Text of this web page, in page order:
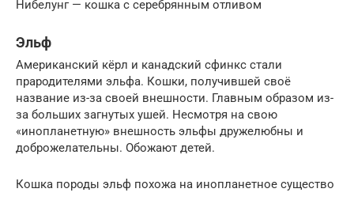
Нибелунг — кошка с серебрянным отливом
Эльф
Американский кёрл и канадский сфинкс стали
прародителями эльфа. Кошки, получившей своё
название из-за своей внешности. Главным образом из-
за больших загнутых ушей. Несмотря на свою
«инопланетную» внешность эльфы дружелюбны и
доброжелательны. Обожают детей.
Кошка породы эльф похожа на инопланетное существо